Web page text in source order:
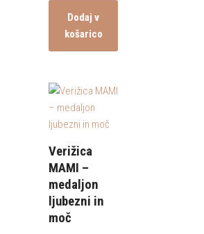
Dodaj v
košarico
Verižica
MAMI –
medaljon
ljubezni in
moč